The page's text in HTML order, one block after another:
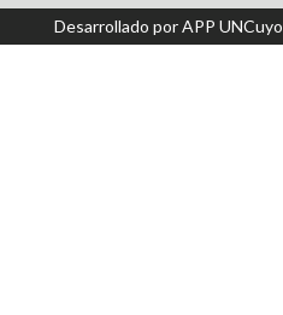
Desarrollado por APP UNCuyo